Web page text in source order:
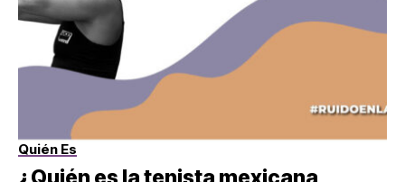
Quién Es